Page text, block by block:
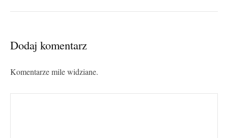
Dodaj komentarz
Komentarze mile widziane.